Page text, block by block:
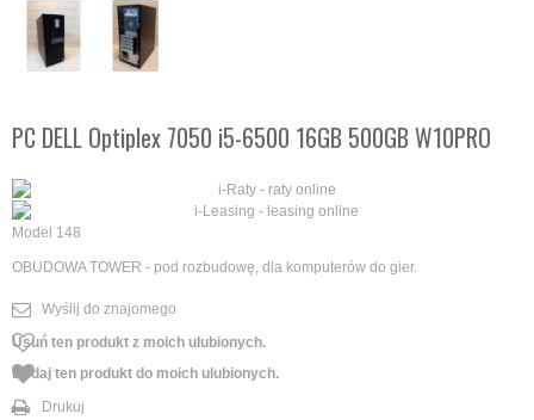
PC DELL Optiplex 7050 i5-6500 16GB 500GB W10PRO
Model 148
OBUDOWA TOWER - pod rozbudowę, dla komputerów do gier.
Wyślij do znajomego
Usuń ten produkt z moich ulubionych.
Dodaj ten produkt do moich ulubionych.
Drukuj